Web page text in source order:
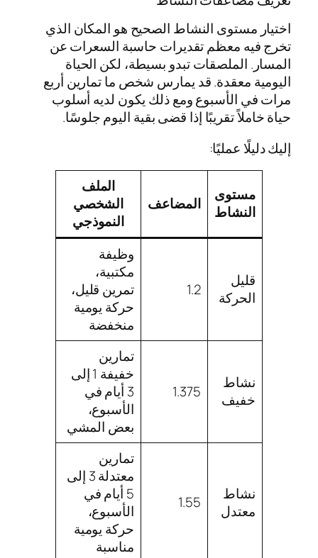
اختيار مستوى النشاط الصحيح هو المكان الذي
تخرج فيه معظم تقديرات حاسبة السعرات عن
المسار. الملصقات تبدو بسيطة، لكن الحياة
اليومية معقدة. قد يمارس شخص ما تمارين أربع
مرات في الأسبوع ومع ذلك يكون لديه أسلوب
حياة خاملاً تقريبًا إذا قضى بقية اليوم جلوسًا.
إليك دليلًا عمليًا:
مستوى
النشاط
المضاعف
الملف
الشخصي
النموذجي
قليل
الحركة
1.2
وظيفة
مكتبية،
تمرين قليل،
حركة يومية
منخفضة
نشاط
خفيف
1.375
تمارين
خفيفة 1 إلى
3 أيام في
الأسبوع،
بعض المشي
نشاط
معتدل
1.55
تمارين
معتدلة 3 إلى
5 أيام في
الأسبوع،
حركة يومية
مناسبة